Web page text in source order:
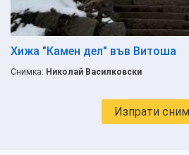
Хижа "Камен дел" във Витоша
Снимка: Николай Василковски
Изпрати